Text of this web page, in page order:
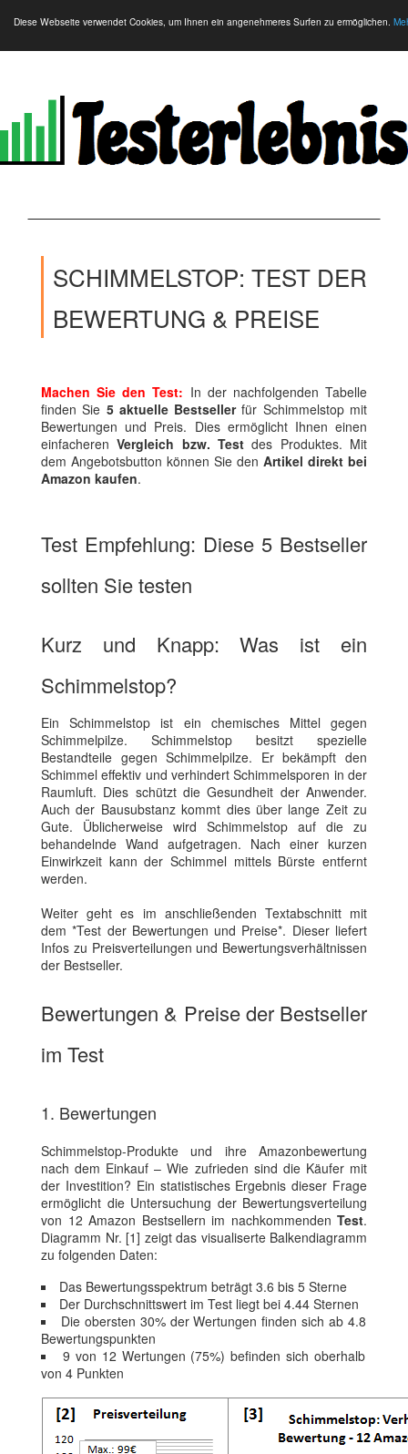
Diese Webseite verwendet Cookies, um Ihnen ein angenehmeres Surfen zu ermöglichen.
SCHIMMELSTOP: TEST DER
BEWERTUNG & PREISE
Machen Sie den Test: In der nachfolgenden Tabelle
finden Sie 5 aktuelle Bestsellerfür Schimmelstop mit
Bewertungen und Preis. Dies ermöglicht Ihnen einen
einfacherenVergleich bzw. Test des Produktes. Mit
dem Angebotsbutton können Sie den Artikel direkt bei
Amazon kaufen.
Test Empfehlung: Diese 5 Bestseller
sollten Sie testen
Kurz und Knapp: Was ist ein
Schimmelstop?
Ein Schimmelstop ist ein chemisches Mittel gegen
Schimmelpilze. Schimmelstop besitzt spezielle
Bestandteile gegen Schimmelpilze. Er bekämpft den
Schimmel effektiv und verhindert Schimmelsporen in der
Raumluft. Dies schützt die Gesundheit der Anwender.
Auch der Bausubstanz kommt dies über lange Zeit zu
Gute. Üblicherweise wird Schimmelstop auf die zu
behandelnde Wand aufgetragen. Nach einer kurzen
Einwirkzeit kann der Schimmel mittels Bürste entfernt
werden.
Weiter geht es im anschließenden Textabschnitt mit
dem *Test der Bewertungen und Preise*. Dieser liefert
Infos zu Preisverteilungen und Bewertungsverhältnissen
der Bestseller.
Bewertungen & Preise der Bestseller
im Test
1. Bewertungen
Schimmelstop-Produkte und ihre Amazonbewertung
nach dem Einkauf – Wie zufrieden sind die Käufer mit
der Investition? Ein statistisches Ergebnis dieser Frage
ermöglicht die Untersuchung der Bewertungsverteilung
von 12 Amazon Bestsellern im nachkommenden Test.
Diagramm Nr. [1] zeigt das visualiserte Balkendiagramm
zu folgenden Daten:
Das Bewertungsspektrum beträgt 3.6 bis 5 Sterne
Der Durchschnittswert im Test liegt bei 4.44 Sternen
Die obersten 30% der Wertungen finden sich ab 4.8
Bewertungspunkten
9 von 12 Wertungen (75%) befinden sich oberhalb
von 4 Punkten